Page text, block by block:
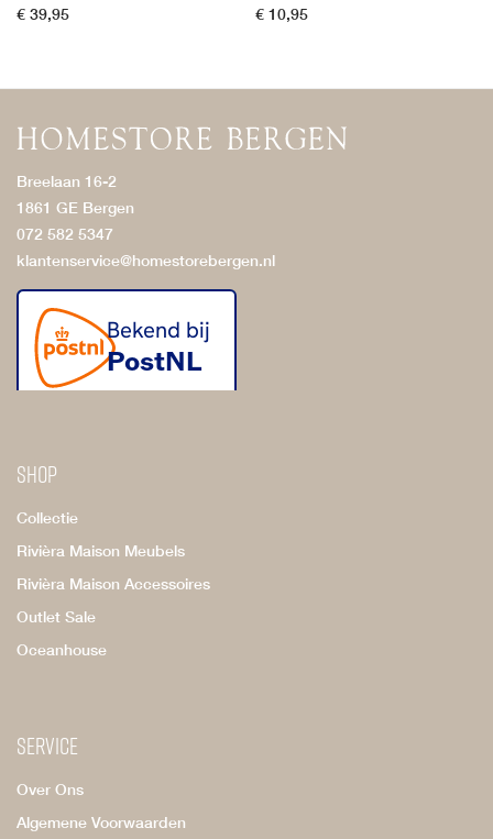
€ 39,95 € 10,95
Breelaan 16-2
1861 GE Bergen
072 582 5347
klantenservice@homestorebergen.nl
Shop
Collectie
Rivièra Maison Meubels
Rivièra Maison Accessoires
Outlet Sale
Oceanhouse
Service
Over Ons
Algemene Voorwaarden